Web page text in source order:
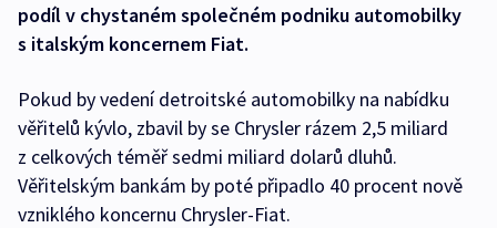
podíl v chystaném společném podniku automobilky
s italským koncernem Fiat.
Pokud by vedení detroitské automobilky na nabídku
věřitelů kývlo, zbavil by se Chrysler rázem 2,5 miliard
z celkových téměř sedmi miliard dolarů dluhů.
Věřitelským bankám by poté připadlo 40 procent nově
vzniklého koncernu Chrysler-Fiat.